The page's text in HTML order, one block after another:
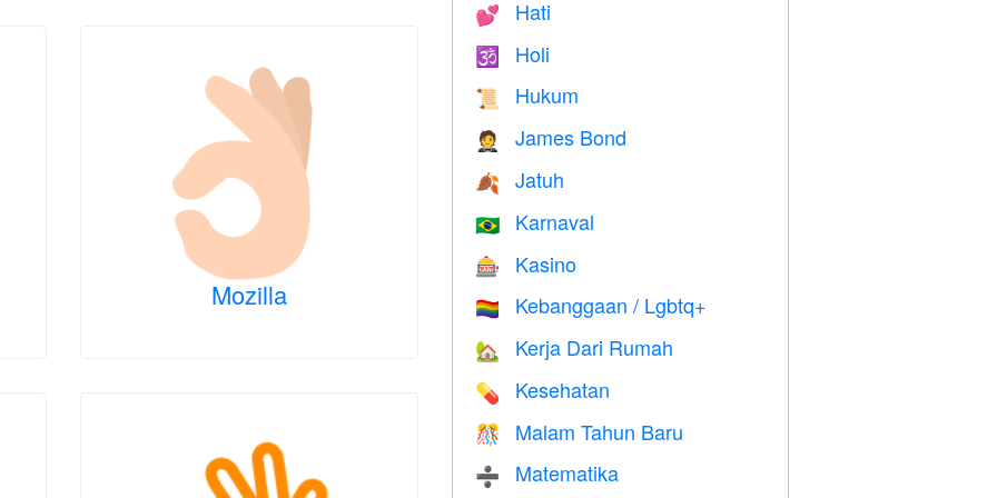
Mozilla
💕 Hati
🕉 Holi
📜 Hukum
🤵 James Bond
🍂 Jatuh
🇧🇷 Karnaval
🎰 Kasino
🏳️‍🌈 Kebanggaan / Lgbtq+
🏡 Kerja Dari Rumah
💊 Kesehatan
🎊 Malam Tahun Baru
➗ Matematika